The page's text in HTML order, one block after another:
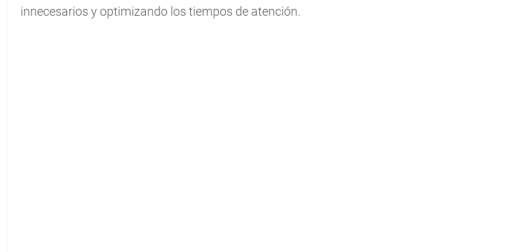
innecesarios y optimizando los tiempos de atención.